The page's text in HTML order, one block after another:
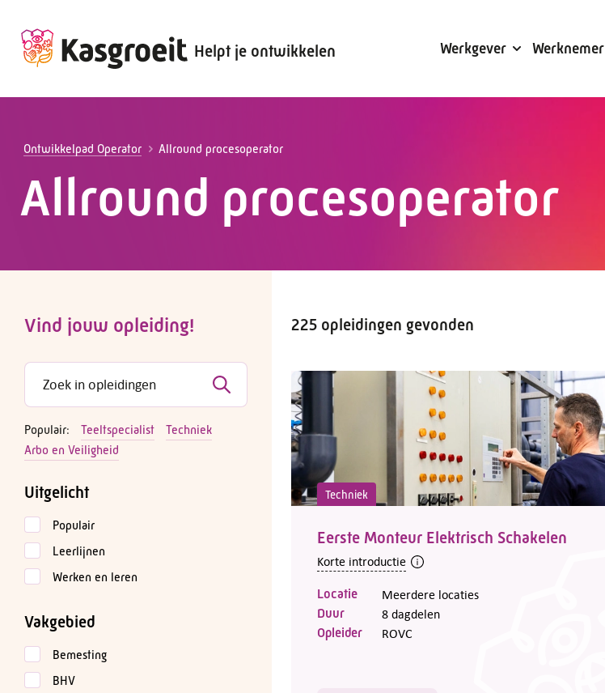
Helpt je ontwikkelen Werkgever
Alles voor de werkgever
Werknemer
Alles voor de werknemer
Ontwikkelpad Operator Allround procesoperator
Allround procesoperator
Vind jouw opleiding!
Populair: Teeltspecialist
Techniek
Arbo en Veiligheid
Uitgelicht
Populair
Leerlijnen
Werken en leren
Vakgebied
Bemesting
BHV
225 opleidingen gevonden
Techniek
Eerste Monteur Elektrisch Schakelen
Korte introductie
Locatie Meerdere locaties
Duur 8 dagdelen
Opleider ROVC